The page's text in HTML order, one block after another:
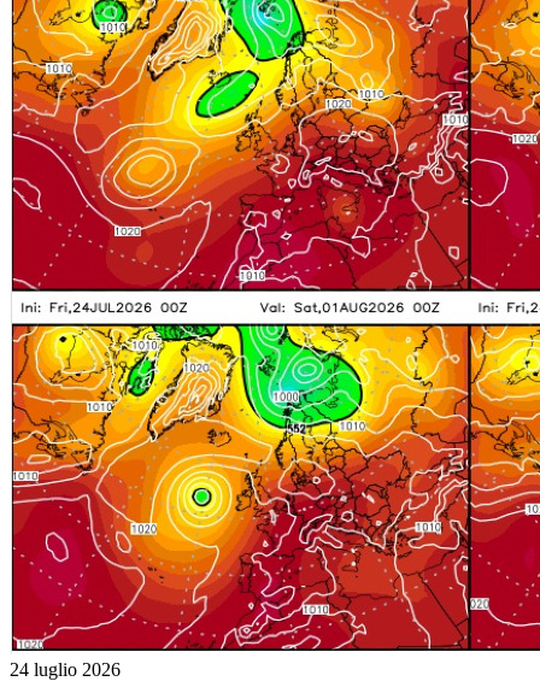
24 luglio 2026